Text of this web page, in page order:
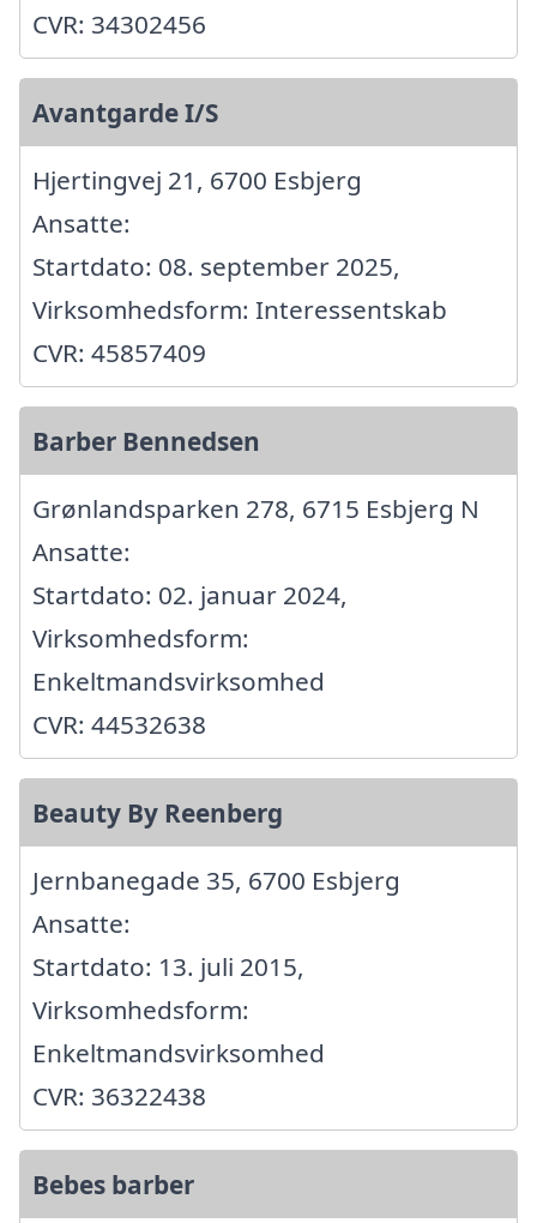
CVR: 34302456
Avantgarde I/S
Hjertingvej 21, 6700 Esbjerg
Ansatte:
Startdato: 08. september 2025,
Virksomhedsform: Interessentskab
CVR: 45857409
Barber Bennedsen
Grønlandsparken 278, 6715 Esbjerg N
Ansatte:
Startdato: 02. januar 2024,
Virksomhedsform:
Enkeltmandsvirksomhed
CVR: 44532638
Beauty By Reenberg
Jernbanegade 35, 6700 Esbjerg
Ansatte:
Startdato: 13. juli 2015,
Virksomhedsform:
Enkeltmandsvirksomhed
CVR: 36322438
Bebes barber